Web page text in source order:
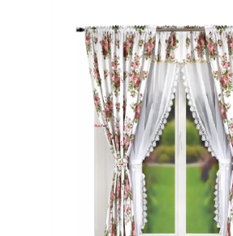
0,0
z
5
hvězdiček.